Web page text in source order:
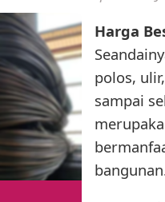
Harga
polos,
sampai